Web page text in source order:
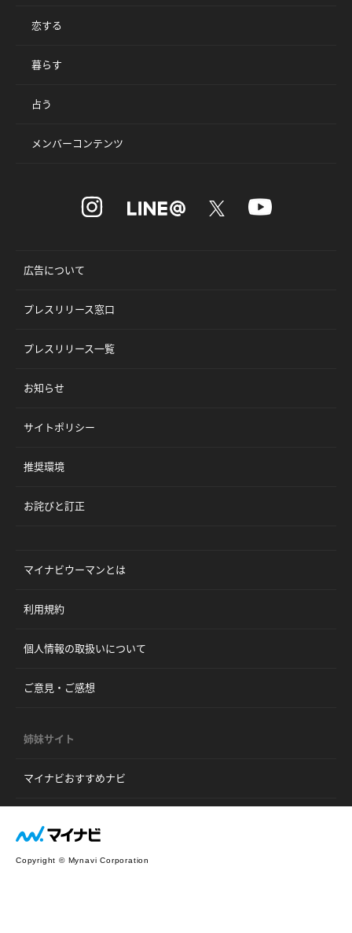
恋する
暮らす
占う
メンバーコンテンツ
広告について
プレスリリース窓口
プレスリリース一覧
お知らせ
サイトポリシー
推奨環境
お詫びと訂正
マイナビウーマンとは
利用規約
個人情報の取扱いについて
ご意見・ご感想
姉妹サイト
マイナビおすすめナビ
Copyright © Mynavi Corporation